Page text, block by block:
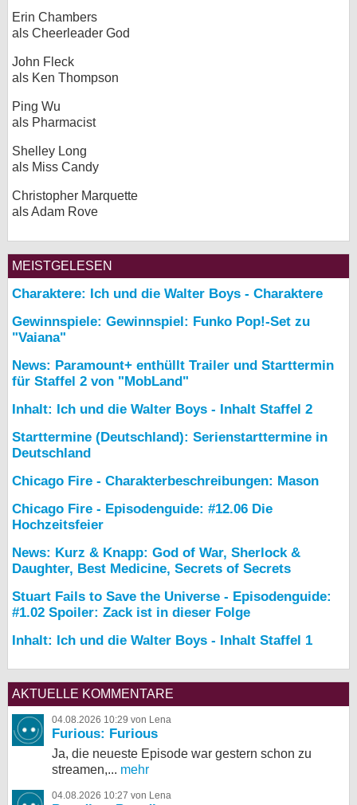
Erin Chambers
als Cheerleader God
John Fleck
als Ken Thompson
Ping Wu
als Pharmacist
Shelley Long
als Miss Candy
Christopher Marquette
als Adam Rove
MEISTGELESEN
Charaktere: Ich und die Walter Boys - Charaktere
Gewinnspiele: Gewinnspiel: Funko Pop!-Set zu
"Vaiana"
News: Paramount+ enthüllt Trailer und Starttermin
für Staffel 2 von "MobLand"
Inhalt: Ich und die Walter Boys - Inhalt Staffel 2
Starttermine (Deutschland): Serienstarttermine in
Deutschland
Chicago Fire - Charakterbeschreibungen: Mason
Chicago Fire - Episodenguide: #12.06 Die
Hochzeitsfeier
News: Kurz & Knapp: God of War, Sherlock &
Daughter, Best Medicine, Secrets of Secrets
Stuart Fails to Save the Universe - Episodenguide:
#1.02 Spoiler: Zack ist in dieser Folge
Inhalt: Ich und die Walter Boys - Inhalt Staffel 1
AKTUELLE KOMMENTARE
04.08.2026 10:29 von Lena
Furious: Furious
Ja, die neueste Episode war gestern schon zu
streamen,... mehr
04.08.2026 10:27 von Lena